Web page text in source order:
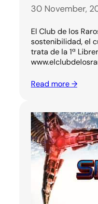
30 November,
El Club de los
sostenibilidad, el
trata de la 1ª
Read more →